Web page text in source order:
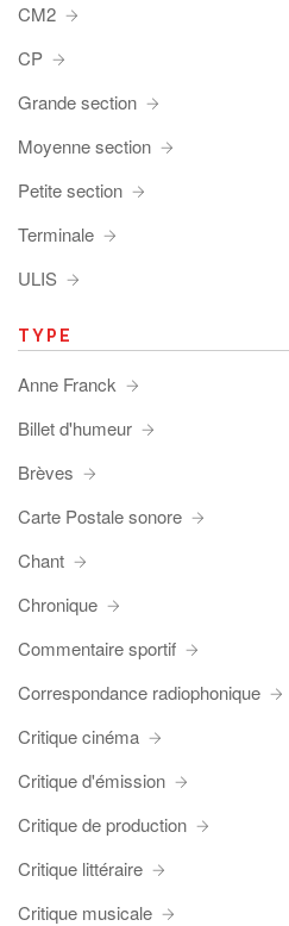
CM2
CP
Grande section
Moyenne section
Petite section
Terminale
ULIS
TYPE
Anne Franck
Billet d'humeur
Brèves
Carte Postale sonore
Chant
Chronique
Commentaire sportif
Correspondance radiophonique
Critique cinéma
Critique d'émission
Critique de production
Critique littéraire
Critique musicale